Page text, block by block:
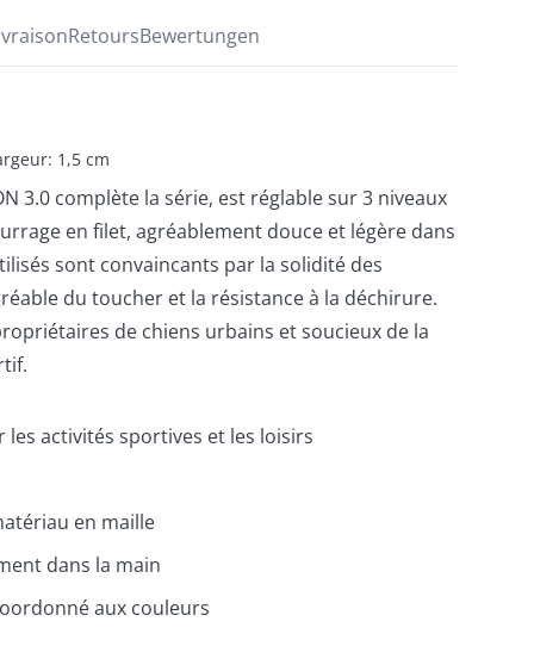
RetoursBewertungen
1,5 cm
3.0 complète la série, est réglable sur 3 niveaux
en filet, agréablement douce et légère dans
sont convaincants par la solidité des
du toucher et la résistance à la déchirure.
de chiens urbains et soucieux de la
les activités sportives et les loisirs
en maille
dans la main
aux couleurs